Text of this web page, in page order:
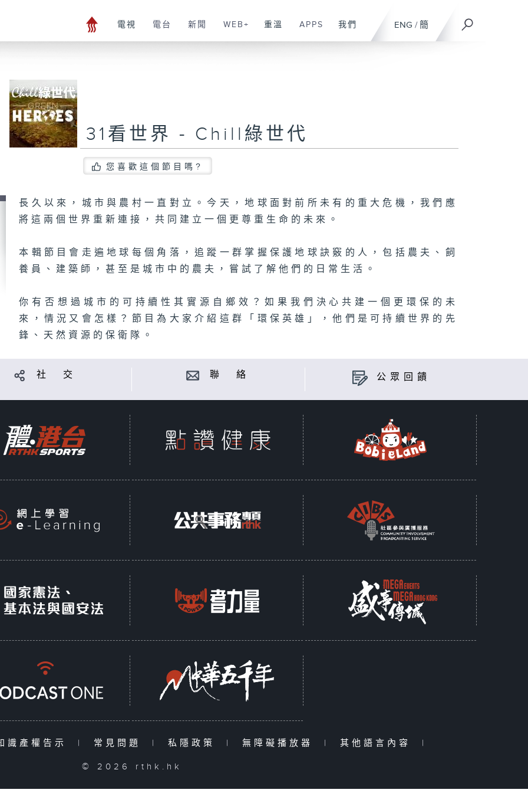
ENG / 簡
電視 電台 新聞 WEB+ 重溫 APPS 我們
31看世界 - Chill綠世代
您喜歡這個節目嗎?
長久以來，城市與農村一直對立。今天，地球面對前所未有的重大危機，我們應
將這兩個世界重新連接，共同建立一個更尊重生命的未來。
本輯節目會走遍地球每個角落，追蹤一群掌握保護地球訣竅的人，包括農夫、飼
養員、建築師，甚至是城市中的農夫，嘗試了解他們的日常生活。
你有否想過城市的可持續性其實源自鄉效？如果我們決心共建一個更環保的未
來，情況又會怎樣？節目為大家介紹這群「環保英雄」，他們是可持續世界的先
鋒、天然資源的保衛隊。
社 交 聯 絡 公眾回饋
識產權告示 | 常見問題 | 私隱政策 | 無障礙播放器 | 其他語言內容 |
© 2026 rthk.hk